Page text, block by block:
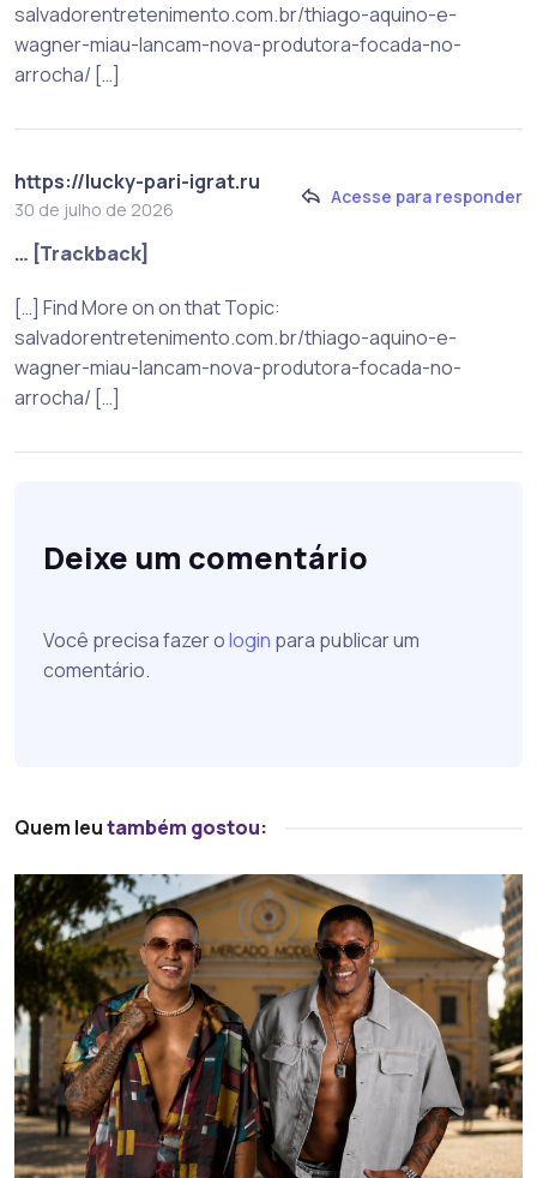
salvadorentretenimento.com.br/thiago-aquino-e-
wagner-miau-lancam-nova-produtora-focada-no-
arrocha/ […]
https://lucky-pari-igrat.ru
30 de julho de 2026
Acesse para responder
… [Trackback]
[…] Find More on on that Topic:
salvadorentretenimento.com.br/thiago-aquino-e-
wagner-miau-lancam-nova-produtora-focada-no-
arrocha/ […]
Deixe um comentário
Você precisa fazer ologin para publicar um
comentário.
Quem leutambém gostou: